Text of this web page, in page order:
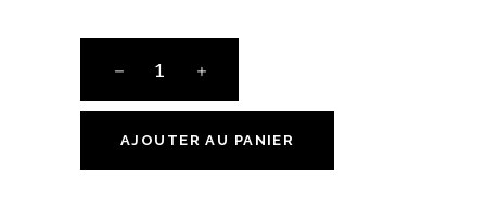
Rosé
de
Gambrinus
AJOUTER AU PANIER